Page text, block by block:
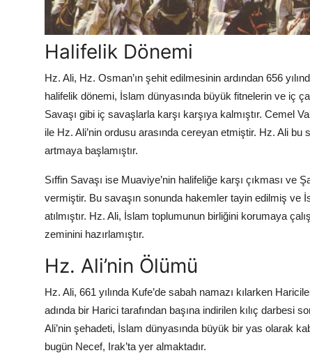
Halifelik Dönemi
Hz. Ali, Hz. Osman’ın şehit edilmesinin ardından 656
halifelik dönemi, İslam dünyasında büyük fitnelerin ve iç
Savaşı gibi iç savaşlarla karşı karşıya kalmıştır. Cemel
ile Hz. Ali’nin ordusu arasında cereyan etmiştir. Hz. Ali
artmaya başlamıştır.
Sıffin Savaşı ise Muaviye’nin halifeliğe karşı çıkması ve
vermiştir. Bu savaşın sonunda hakemler tayin edilmiş ve
atılmıştır. Hz. Ali, İslam toplumunun birliğini korumaya
zeminini hazırlamıştır.
Hz. Ali’nin Ölümü
Hz. Ali, 661 yılında Kufe’de sabah namazı kılarken
adında bir Harici tarafından başına indirilen kılıç
Ali’nin şehadeti, İslam dünyasında büyük bir yas olarak
bugün Necef, Irak’ta yer almaktadır.